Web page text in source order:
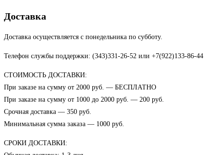
Доставка
Доставка осуществляется с понедельника по субботу.
Телефон службы поддержки: (343)331-26-52 или +7(922)133-86-44
СТОИМОСТЬ ДОСТАВКИ:
При заказе на сумму от 2000 руб. — БЕСПЛАТНО
При заказе на сумму от 1000 до 2000 руб. — 200 руб.
Срочная доставка — 350 руб.
Минимальная сумма заказа — 1000 руб.
СРОКИ ДОСТАВКИ: